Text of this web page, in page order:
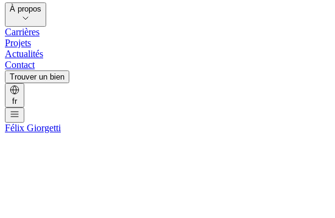
À propos
Carrières
Projets
Actualités
Contact
Trouver un bien
fr
Félix Giorgetti